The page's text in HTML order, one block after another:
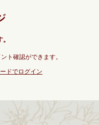
ト確認ができます。
ドでログイン